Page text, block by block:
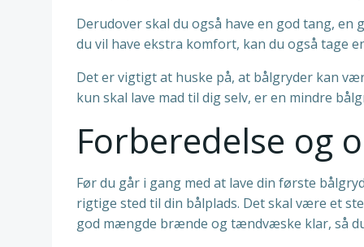
Derudover skal du også have en god tang,
du vil have ekstra komfort, kan du også tage
Det er vigtigt at huske på, at bålgryder kan
kun skal lave mad til dig selv, er en mindre
Forberedelse og
Før du går i gang med at lave din første
rigtige sted til din bålplads. Det skal være et
god mængde brænde og tændvæske klar, så